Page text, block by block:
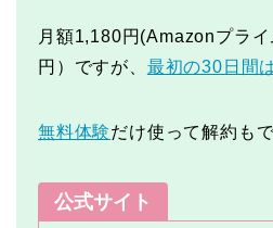
月額1,180円(Amazonプラ
円）ですが、 最初の30日間
無料体験だけ使って解約も
公式サイト